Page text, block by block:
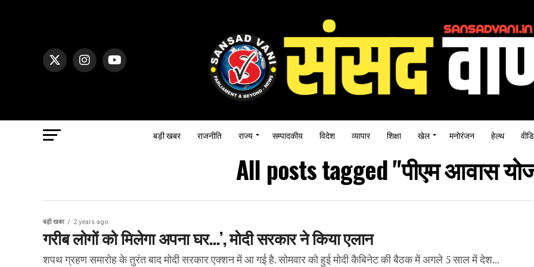
बड़ी खबर राजनीति राज्य सम्पादकीय विदेश व्यापार शिक्षा खेल मनोरंजन हेल्थ
All posts tagged "पीएम आवास
बड़ी खबर 2 years ago
गरीब लोगों को मिलेगा अपना घर…’, मोदी सरकार ने किया एलान
शपथ ग्रहण समारोह के तुरंत बाद मोदी सरकार एक्शन में आ गई है. सोमवार को हुई मोदी कैबिनेट की बैठक में अगले 5 साल में देश...